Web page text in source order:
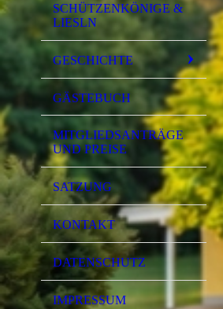
SCHÜTZENKÖNIGE &
LIESLN
GESCHICHTE
GÄSTEBUCH
MITGLIEDSANTRÄGE
UND PREISE
SATZUNG
KONTAKT
DATENSCHUTZ
IMPRESSUM